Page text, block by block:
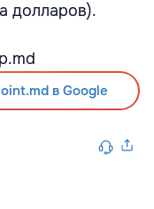
долларов).
в Google